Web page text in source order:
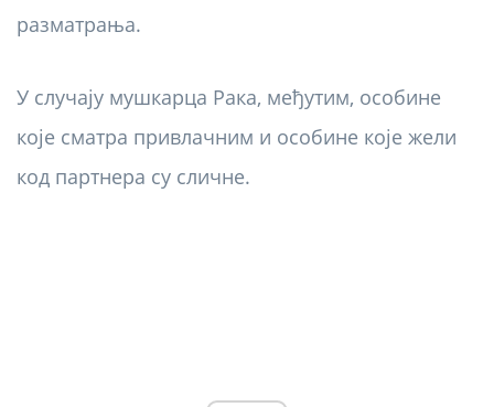
разматрања.
У случају мушкарца Рака, међутим, особине
које сматра привлачним и особине које жели
код партнера су сличне.